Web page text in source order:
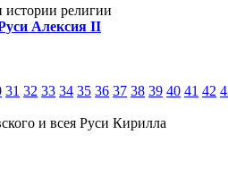
религии
Алексия II
31 32 33 34 35 36 37 38 39 40 41 42
и всея Руси Кирилла